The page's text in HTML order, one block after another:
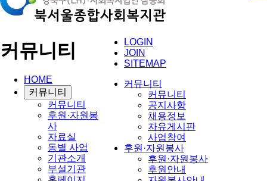
LOGIN
JOIN
SITEMAP
커뮤니티
커뮤니티
공지사항
채용정보
자유게시판
사업참여
후원·자원봉사
후원·자원봉사
후원안내
커뮤니티
HOME
커뮤니티
커뮤니티
후원·자원봉
사
자료실
동별 사업
기관소개
부설기관